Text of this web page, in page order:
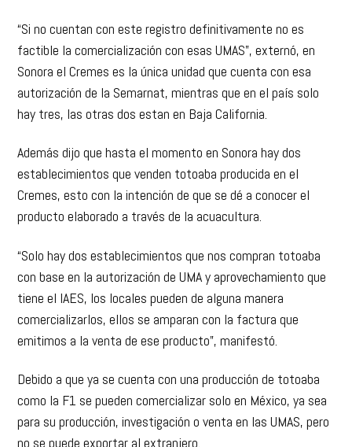
“Si no cuentan con este registro definitivamente no es
factible la comercialización con esas UMAS”, externó, en
Sonora el Cremes es la única unidad que cuenta con esa
autorización de la Semarnat, mientras que en el país solo
hay tres, las otras dos estan en Baja California.
Además dijo que hasta el momento en Sonora hay dos
establecimientos que venden totoaba producida en el
Cremes, esto con la intención de que se dé a conocer el
producto elaborado a través de la acuacultura.
“Solo hay dos establecimientos que nos compran totoaba
con base en la autorización de UMA y aprovechamiento que
tiene el IAES, los locales pueden de alguna manera
comercializarlos, ellos se amparan con la factura que
emitimos a la venta de ese producto”, manifestó.
Debido a que ya se cuenta con una producción de totoaba
como la F1 se pueden comercializar solo en México, ya sea
para su producción, investigación o venta en las UMAS, pero
no se puede exportar al extranjero.